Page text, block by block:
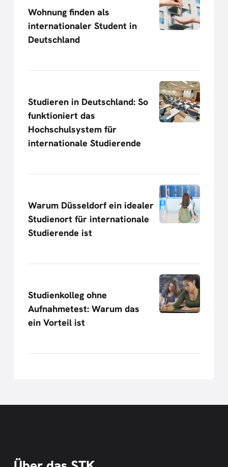
Wohnung finden als
internationaler Student in
Deutschland
Studieren in Deutschland: So
funktioniert das
Hochschulsystem für
internationale Studierende
Warum Düsseldorf ein idealer
Studienort für internationale
Studierende ist
Studienkolleg ohne
Aufnahmetest: Warum das
ein Vorteil ist